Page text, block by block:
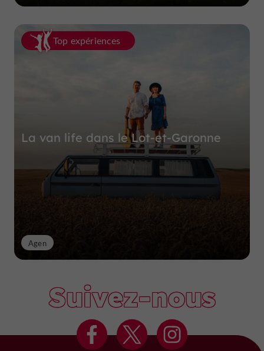
Top expériences
La van life dans le Lot-et-Garonne
Agen
Suivez-nous